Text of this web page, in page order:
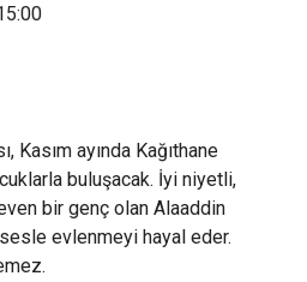
Kasım ayında Kağıthane
buluşacak. İyi niyetli,
bir genç olan Alaaddin
evlenmeyi hayal eder.